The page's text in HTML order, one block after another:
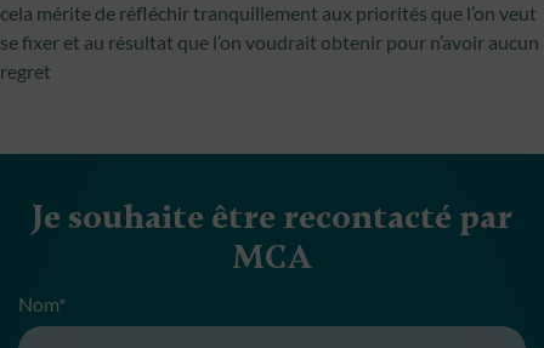
cela mérite de réfléchir tranquillement aux priorités que l’on veut
se fixer et au résultat que l’on voudrait obtenir pour n’avoir aucun
regret
Je souhaite être recontacté par
MCA
Nom*